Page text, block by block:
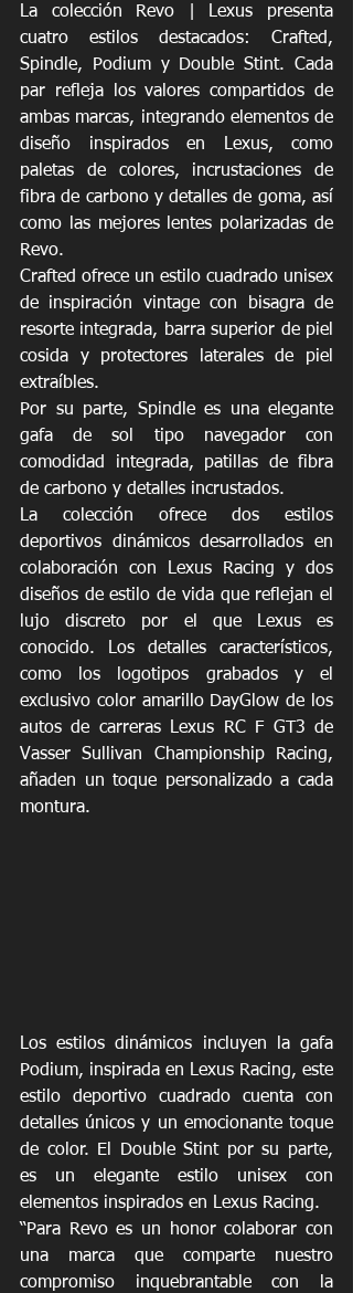
La colección Revo | Lexus presenta
cuatro estilos destacados: Crafted,
Spindle, Podium y Double Stint. Cada
par refleja los valores compartidos de
ambas marcas, integrando elementos de
diseño inspirados en Lexus, como
paletas de colores, incrustaciones de
fibra de carbono y detalles de goma, así
como las mejores lentes polarizadas de
Revo.
Crafted ofrece un estilo cuadrado unisex
de inspiración vintage con bisagra de
resorte integrada, barra superior de piel
cosida y protectores laterales de piel
extraíbles.
Por su parte, Spindle es una elegante
gafa de sol tipo navegador con
comodidad integrada, patillas de fibra
de carbono y detalles incrustados.
La colección ofrece dos estilos
deportivos dinámicos desarrollados en
colaboración con Lexus Racing y dos
diseños de estilo de vida que reflejan el
lujo discreto por el que Lexus es
conocido. Los detalles característicos,
como los logotipos grabados y el
exclusivo color amarillo DayGlow de los
autos de carreras Lexus RC F GT3 de
Vasser Sullivan Championship Racing,
añaden un toque personalizado a cada
montura.
Los estilos dinámicos incluyen la gafa
Podium, inspirada en Lexus Racing, este
estilo deportivo cuadrado cuenta con
detalles únicos y un emocionante toque
de color. El Double Stint por su parte,
es un elegante estilo unisex con
elementos inspirados en Lexus Racing.
“Para Revo es un honor colaborar con
una marca que comparte nuestro
compromiso inquebrantable con la